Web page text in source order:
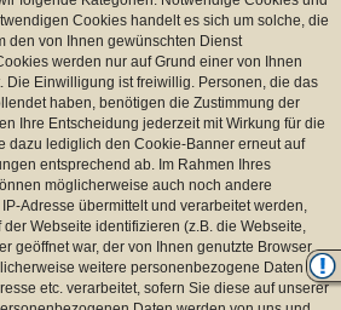
Cookies handelt es sich um solche, die
den von Ihnen gewünschten Dienst
werden nur auf Grund einer von Ihnen
Die Einwilligung ist freiwillig. Personen, die das
haben, benötigen die Zustimmung der
Ihre Entscheidung jederzeit mit Wirkung für die
dazu lediglich den Cookie-Banner erneut auf
entsprechend ab. Im Rahmen Ihres
möglicherweise auch noch andere
Adresse übermittelt und verarbeitet werden,
Webseite identifizieren (z.B. die Webseite,
geöffnet war, der von Ihnen genutzte Browser
weitere personenbezogene Daten
etc. verarbeitet, sofern Sie diese auf unserer